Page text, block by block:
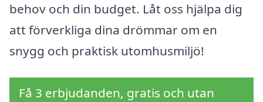
behov och din budget. Låt oss hjälpa dig
att förverkliga dina drömmar om en
snygg och praktisk utomhusmiljö!
Få 3 erbjudanden, gratis och utan